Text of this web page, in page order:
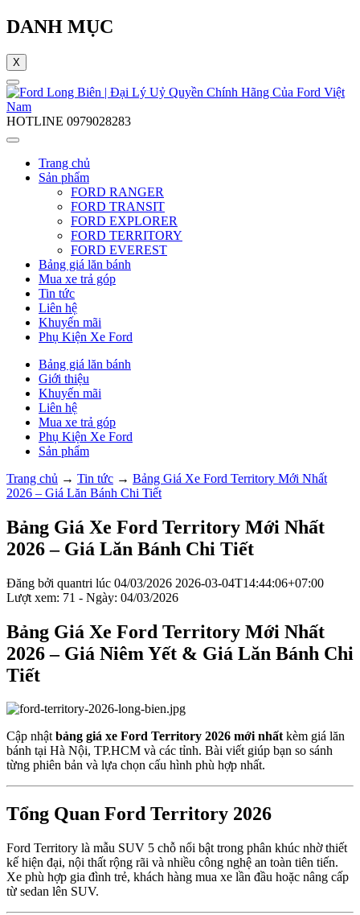
DANH MỤC
X
HOTLINE 0979028283
Trang chủ
Sản phẩm
FORD RANGER
FORD TRANSIT
FORD EXPLORER
FORD TERRITORY
FORD EVEREST
Bảng giá lăn bánh
Mua xe trả góp
Tin tức
Liên hệ
Khuyến mãi
Phụ Kiện Xe Ford
Bảng giá lăn bánh
Giới thiệu
Khuyến mãi
Liên hệ
Mua xe trả góp
Phụ Kiện Xe Ford
Sản phẩm
Trang chủ → Tin tức → Bảng Giá Xe Ford Territory Mới Nhất
2026 – Giá Lăn Bánh Chi Tiết
Bảng Giá Xe Ford Territory Mới Nhất
2026 – Giá Lăn Bánh Chi Tiết
Đăng bởi quantri lúc 04/03/2026 2026-03-04T14:44:06+07:00
Lượt xem: 71 - Ngày: 04/03/2026
Bảng Giá Xe Ford Territory Mới Nhất
2026 – Giá Niêm Yết & Giá Lăn Bánh Chi
Tiết
Cập nhậtbảng giá xe Ford Territory 2026 mới nhấtkèm giá lăn
bánh tại Hà Nội, TP.HCM và các tỉnh. Bài viết giúp bạn so sánh
từng phiên bản và lựa chọn cấu hình phù hợp nhất.
Tổng Quan Ford Territory 2026
Ford Territory là mẫu SUV 5 chỗ nổi bật trong phân khúc nhờ thiết
kế hiện đại, nội thất rộng rãi và nhiều công nghệ an toàn tiên tiến.
Xe phù hợp gia đình trẻ, khách hàng mua xe lần đầu hoặc nâng cấp
từ sedan lên SUV.